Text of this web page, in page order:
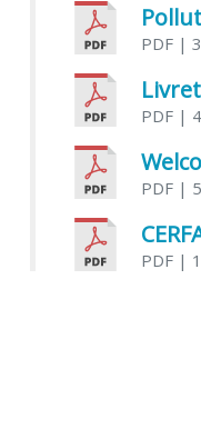
PDF |
PDF |
PDF |
PDF |